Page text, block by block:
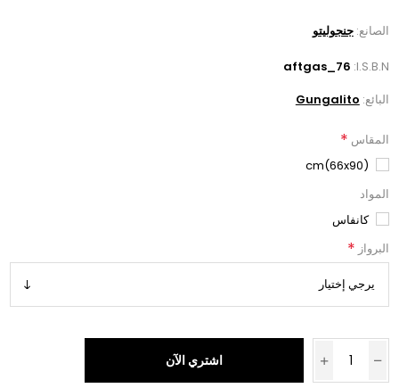
الصانع: جنجوليتو
I.S.B.N:
aftgas_76
البائع: Gungalito
المقاس *
(66x90)cm
المواد
كانفاس
البرواز *
اشتري الآن